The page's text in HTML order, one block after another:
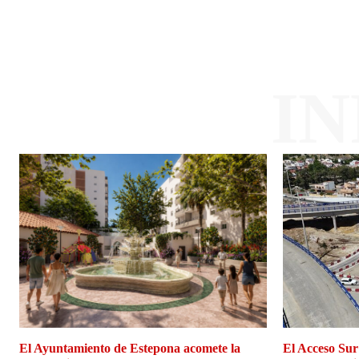
El Ayuntamiento de Estepona acomete la
El Acceso